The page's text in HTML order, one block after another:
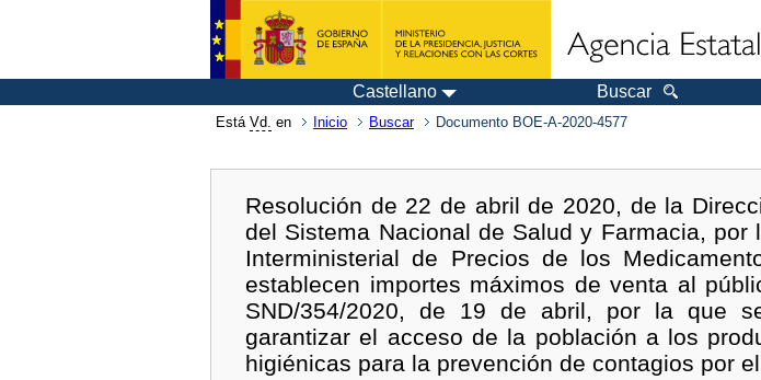
Castellano Buscar
Está Vd. en Inicio Buscar Documento BOE-A-2020-4577
Resolución de 22 de abril de 2020, de la
del Sistema Nacional de Salud y Farmacia,
Interministerial de Precios de los
establecen importes máximos de venta al
SND/354/2020, de 19 de abril, por la que
garantizar el acceso de la población a los
higiénicas para la prevención de contagios por